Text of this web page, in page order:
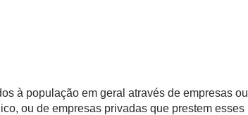
à população em geral através de empresas ou
ou de empresas privadas que prestem esses